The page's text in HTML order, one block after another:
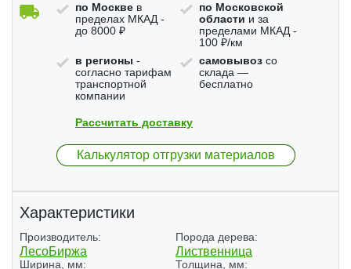
по Москве в
пределах МКАД -
до 8000 ₽
по Московской
области и за
пределами МКАД -
100 ₽/км
в регионы -
согласно тарифам
транспортной
компании
самовывозсо
склада —
бесплатно
Рассчитать доставку
Калькулятор отгрузки материалов
Характеристики
Производитель:
ЛесоБиржа
Порода дерева:
Лиственница
Ширина, мм: Толщина, мм: